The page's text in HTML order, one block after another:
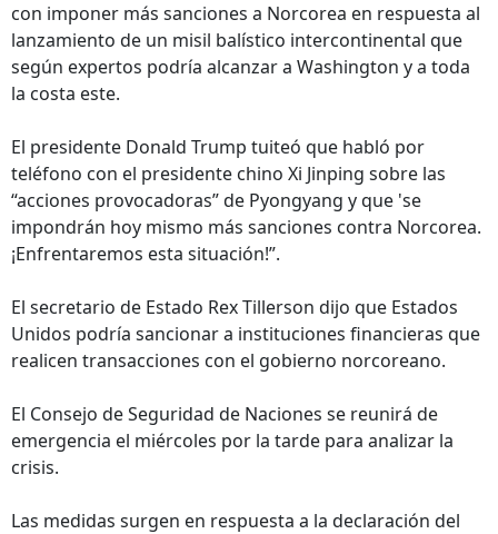
con imponer más sanciones a Norcorea en respuesta al
lanzamiento de un misil balístico intercontinental que
según expertos podría alcanzar a Washington y a toda
la costa este.
El presidente Donald Trump tuiteó que habló por
teléfono con el presidente chino Xi Jinping sobre las
“acciones provocadoras” de Pyongyang y que 'se
impondrán hoy mismo más sanciones contra Norcorea.
¡Enfrentaremos esta situación!”.
El secretario de Estado Rex Tillerson dijo que Estados
Unidos podría sancionar a instituciones financieras que
realicen transacciones con el gobierno norcoreano.
El Consejo de Seguridad de Naciones se reunirá de
emergencia el miércoles por la tarde para analizar la
crisis.
Las medidas surgen en respuesta a la declaración del